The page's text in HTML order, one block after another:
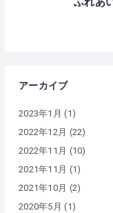
アーカイブ
2023年1月 (1)
2022年12月 (22)
2022年11月 (10)
2021年11月 (1)
2021年10月 (2)
2020年5月 (1)